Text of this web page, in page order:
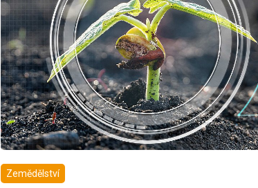
Zemědělství